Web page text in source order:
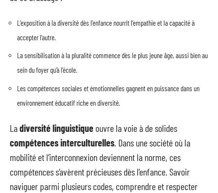
L’exposition à la diversité dès l’enfance nourrit l’empathie et la capacité à
accepter l’autre.
La sensibilisation à la pluralité commence dès le plus jeune âge, aussi bien au
sein du foyer qu’à l’école.
Les compétences sociales et émotionnelles gagnent en puissance dans un
environnement éducatif riche en diversité.
Ladiversité linguistique ouvre la voie à de solides
compétences interculturelles. Dans une société où la
mobilité et l’interconnexion deviennent la norme, ces
compétences s’avèrent précieuses dès l’enfance. Savoir
naviguer parmi plusieurs codes, comprendre et respecter